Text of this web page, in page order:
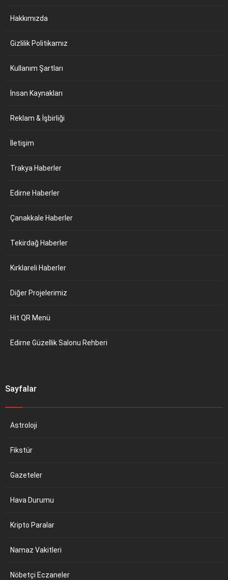
Hakkımızda
Gizlilik Politikamız
Kullanım Şartları
İnsan Kaynakları
Reklam & İşbirliği
İletişim
Trakya Haberler
Edirne Haberler
Çanakkale Haberler
Tekirdağ Haberler
Kırklareli Haberler
Diğer Projelerimiz
Hit QR Menü
Edirne Güzellik Salonu Rehberi
Sayfalar
Astroloji
Fikstür
Gazeteler
Hava Durumu
Kripto Paralar
Namaz Vakitleri
Nöbetçi Eczaneler